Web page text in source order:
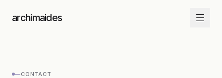
archimaides
—CONTACT